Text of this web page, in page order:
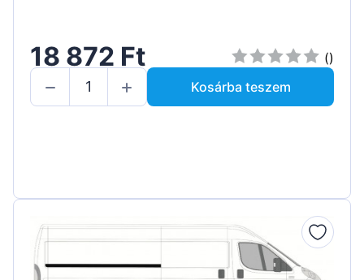
18 872 Ft
()
Kosárba teszem